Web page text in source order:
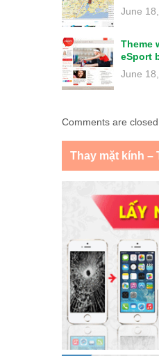
June
Theme
eSport
June
Comments are closed.
Thay mặt kính –